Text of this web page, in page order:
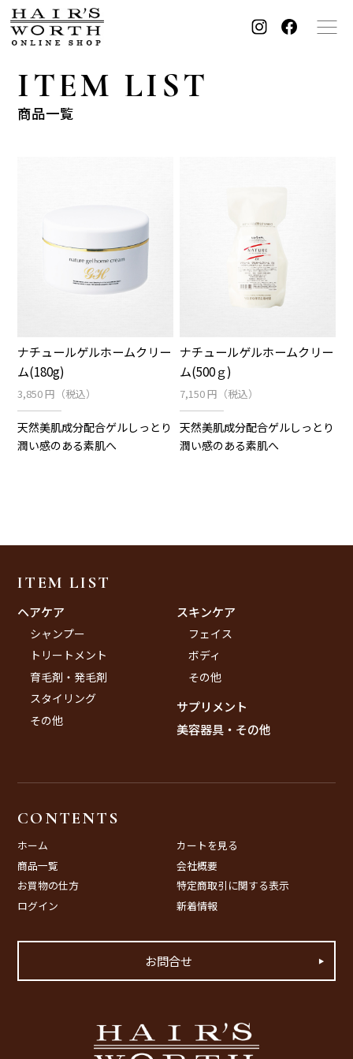
ITEM LIST
商品一覧
ナチュールゲルホームクリー
ム(180g)
3,850 円（税込）
天然美肌成分配合ゲルしっとり
潤い感のある素肌へ
ナチュールゲルホームクリー
ム(500ｇ)
7,150 円（税込）
天然美肌成分配合ゲルしっとり
潤い感のある素肌へ
Haircare
ヘアケア
Skincare
Brand ブランドから探す
お買物の仕方
お問合せ
ITEM LIST
ヘアケア
シャンプー
トリートメント
育毛剤・発毛剤
スタイリング
その他
スキンケア
フェイス
ボディ
その他
サプリメント
美容器具・その他
CONTENTS
ホーム
商品一覧
お買物の仕方
ログイン
カートを見る
会社概要
特定商取引に関する表示
新着情報
お問合せ